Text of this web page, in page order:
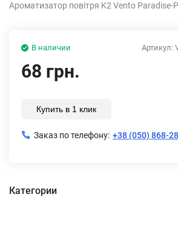
Ароматизатор повітря K2 Vento Paradise-
Артикул:
В наличии
68 грн.
Купить в 1 клик
Заказ по телефону: +38 (050) 868-
Категории